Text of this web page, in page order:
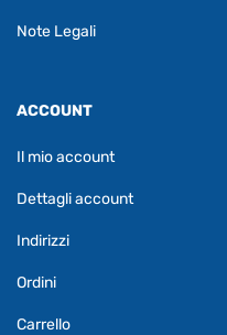
Note Legali
ACCOUNT
Il mio account
Dettagli account
Indirizzi
Ordini
Carrello